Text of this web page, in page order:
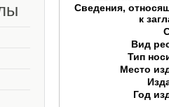
Сведения,
к
Вид
Тип
Место
Год